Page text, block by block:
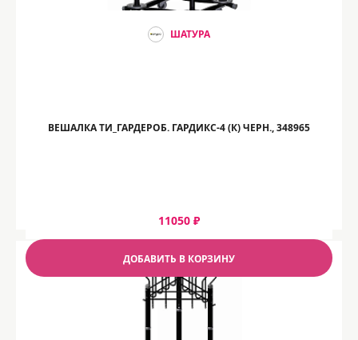
ШАТУРА
ВЕШАЛКА ТИ_ГАРДЕРОБ. ГАРДИКС-4 (К) ЧЕРН., 348965
11050 ₽
ДОБАВИТЬ В КОРЗИНУ